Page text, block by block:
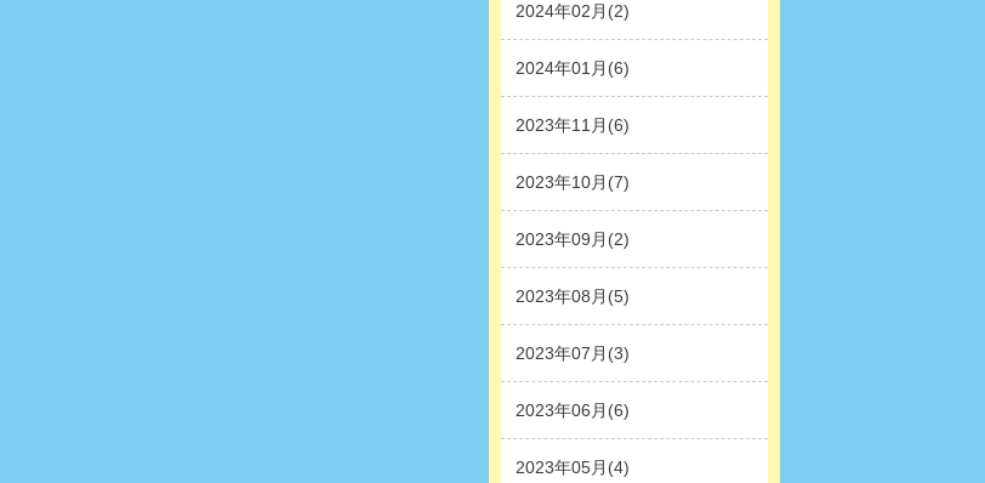
2024年02月(2)
2024年01月(6)
2023年11月(6)
2023年10月(7)
2023年09月(2)
2023年08月(5)
2023年07月(3)
2023年06月(6)
2023年05月(4)